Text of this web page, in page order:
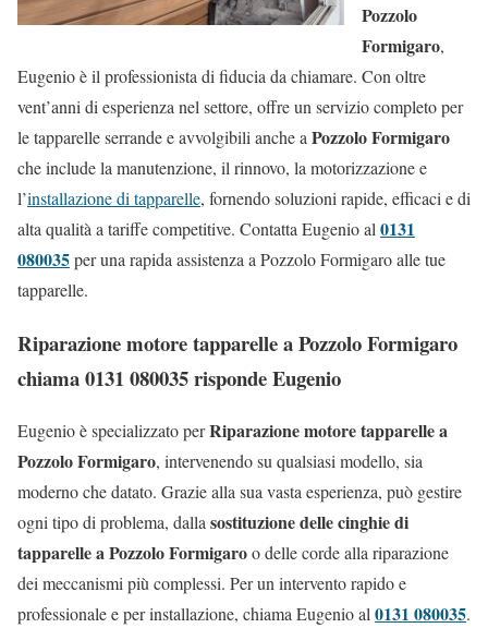
Pozzolo
Formigaro,
Eugenio è il professionista di fiducia da chiamare. Con oltre
vent’anni di esperienza nel settore, offre un servizio completo per
le tapparelle serrande e avvolgibili anche a Pozzolo Formigaro
che include la manutenzione, il rinnovo, la motorizzazione e
l’installazione di tapparelle, fornendo soluzioni rapide, efficaci e di
alta qualità a tariffe competitive. Contatta Eugenio al 0131
080035per una rapida assistenza a Pozzolo Formigaro alle tue
tapparelle.
Riparazione motore tapparelle a Pozzolo Formigaro
chiama 0131 080035 risponde Eugenio
Eugenio è specializzato perRiparazione motore tapparelle a
Pozzolo Formigaro, intervenendo su qualsiasi modello, sia
moderno che datato. Grazie alla sua vasta esperienza, può gestire
ogni tipo di problema, dallasostituzione delle cinghie di
tapparelle a Pozzolo Formigaroo delle corde alla riparazione
dei meccanismi più complessi. Per un intervento rapido e
professionale e per installazione, chiama Eugenio al0131 080035.